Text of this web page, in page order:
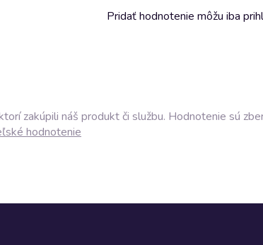
Pridať hodnotenie môžu iba
zakúpili náš produkt či službu. Hodnotenie sú
hodnotenie